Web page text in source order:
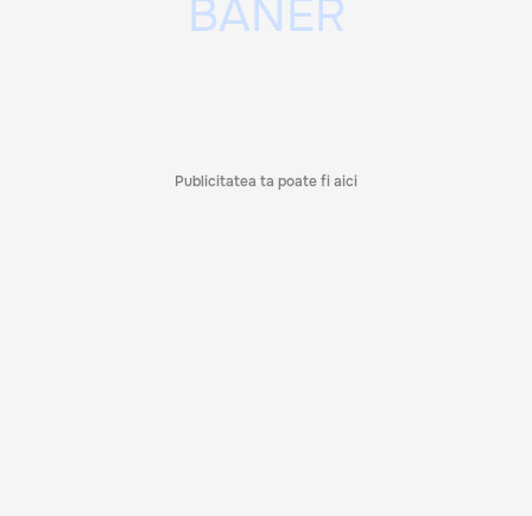
Publicitatea ta poate fi aici